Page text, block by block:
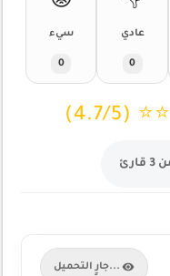
عادي
0
سيء
0
5)
جارٍ التحميل...